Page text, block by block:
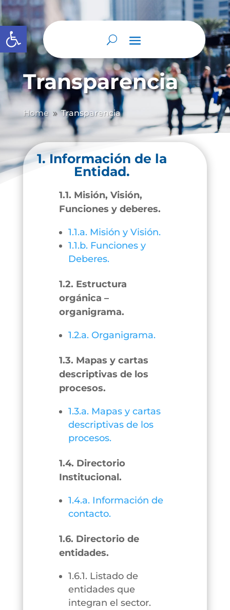
Abrir barra de herramientas
Transparencia
Home 9 Transparencia
1. Información de la
Entidad.
1.1. Misión, Visión,
Funciones y deberes.
1.1.a. Misión y Visión.
1.1.b. Funciones y
Deberes.
1.2. Estructura
orgánica –
organigrama.
1.2.a. Organigrama.
1.3. Mapas y cartas
descriptivas de los
procesos.
1.3.a. Mapas y cartas
descriptivas de los
procesos.
1.4. Directorio
Institucional.
1.4.a. Información de
contacto.
1.6. Directorio de
entidades.
1.6.1. Listado de
entidades que
integran el sector.